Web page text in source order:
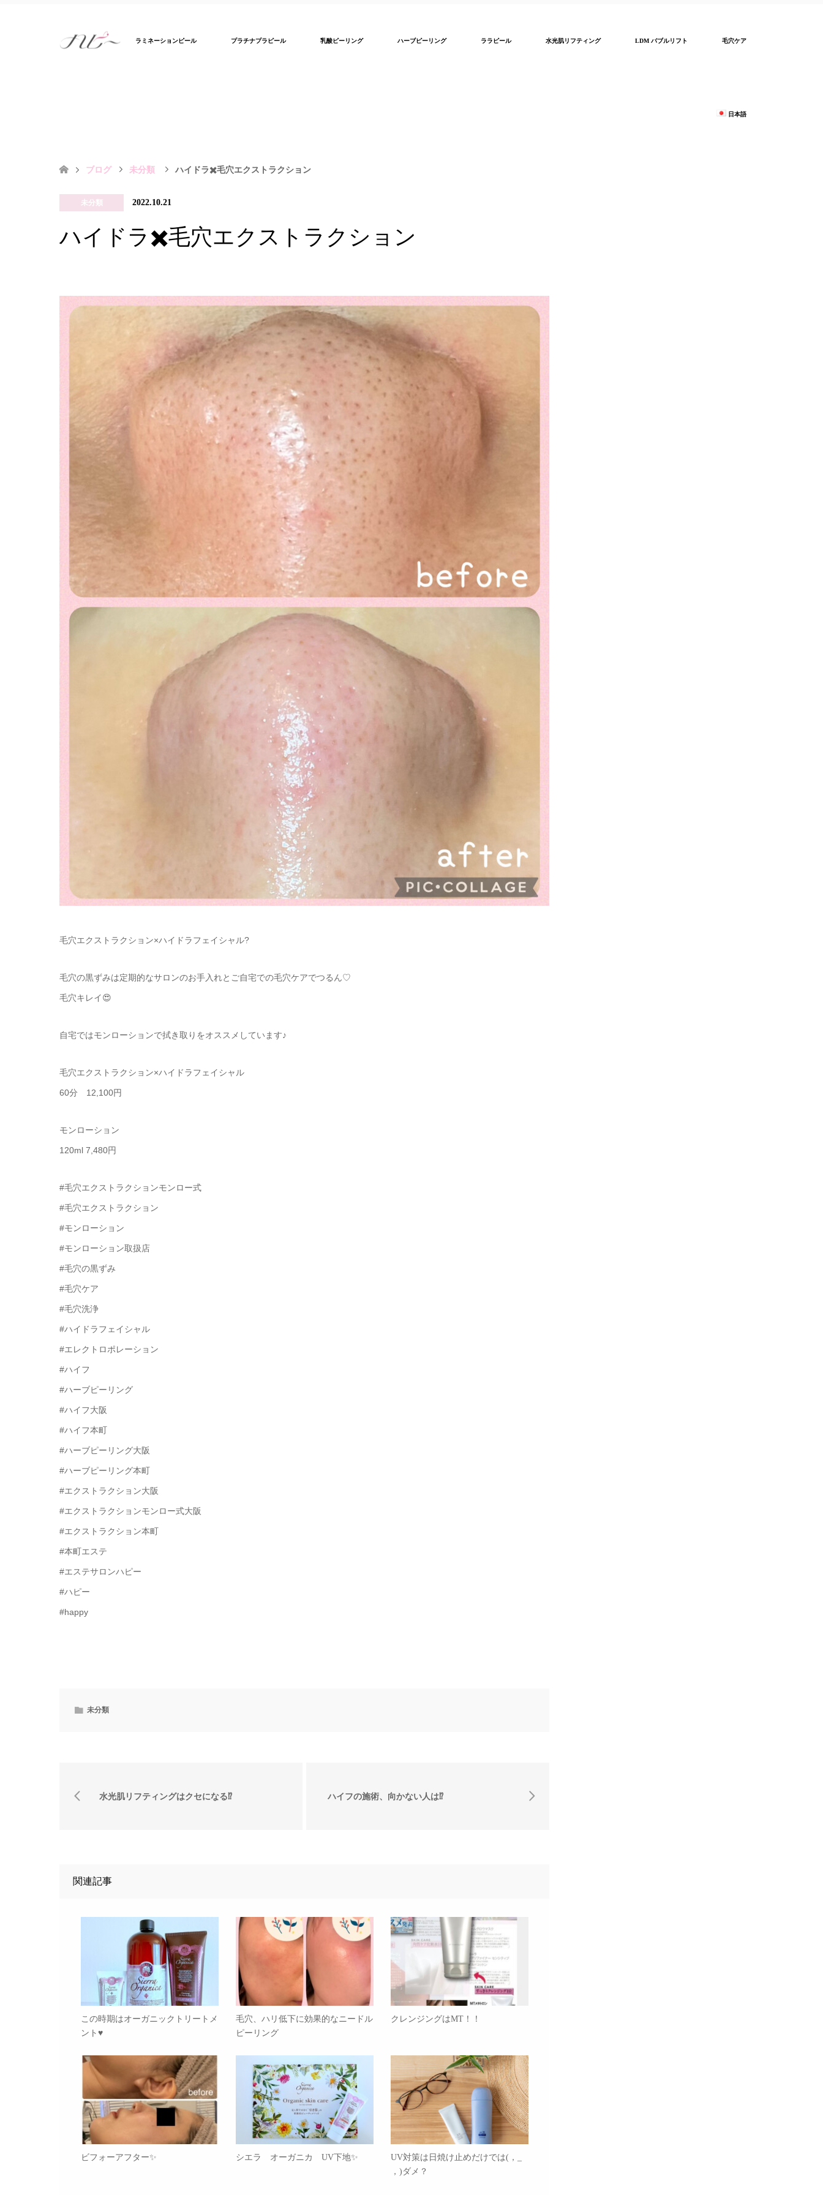
ラミネーションピール プラチナプラピール 乳酸ピーリング ハーブピーリング ララピール 水光肌リフティング LDM バブルリフト 毛穴ケア
日本語
ブログ 未分類 ハイドラ✖️毛穴エクストラクション
未分類 2022.10.21
ハイドラ✖️毛穴エクストラクション
毛穴エクストラクション×ハイドラフェイシャル?
毛穴の黒ずみは定期的なサロンのお手入れとご自宅での毛穴ケアでつるん♡
毛穴キレイ😍
自宅ではモンローションで拭き取りをオススメしています♪
毛穴エクストラクション×ハイドラフェイシャル
60分 12,100円
モンローション
120ml 7,480円
#毛穴エクストラクションモンロー式
#毛穴エクストラクション
#モンローション
#モンローション取扱店
#毛穴の黒ずみ
#毛穴ケア
#毛穴洗浄
#ハイドラフェイシャル
#エレクトロポレーション
#ハイフ
#ハーブピーリング
#ハイフ大阪
#ハイフ本町
#ハーブピーリング大阪
#ハーブピーリング本町
#エクストラクション大阪
#エクストラクションモンロー式大阪
#エクストラクション本町
#本町エステ
#エステサロンハピー
#ハピー
#happy
未分類
水光肌リフティングはクセになる⁉️ ハイフの施術、向かない人は⁉️
関連記事
この時期はオーガニックトリートメ
ント♥️
毛穴、ハリ低下に効果的なニードル
ピーリング
クレンジングはMT！！
ビフォーアフター✨ シエラ オーガニカ UV下地✨
UV対策は日焼け止めだけでは(，_
，)ダメ？